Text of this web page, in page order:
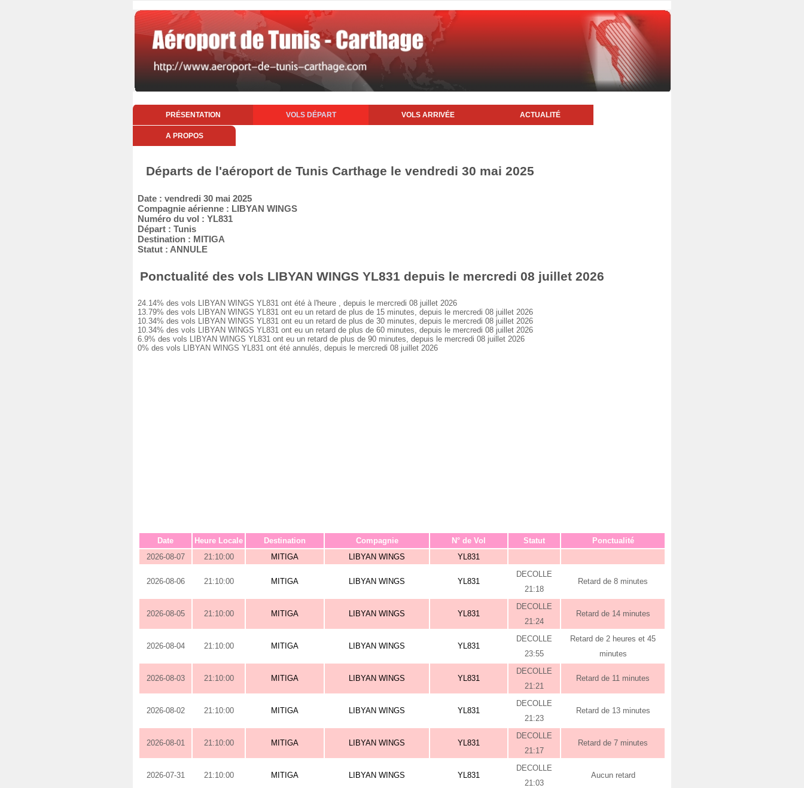
PRÉSENTATION VOLS DÉPART VOLS ARRIVÉE ACTUALITÉ
A PROPOS
Départs de l'aéroport de Tunis Carthage le vendredi 30 mai 2025
Date : vendredi 30 mai 2025
Compagnie aérienne : LIBYAN WINGS
Numéro du vol : YL831
Départ : Tunis
Destination : MITIGA
Statut : ANNULE
Ponctualité des vols LIBYAN WINGS YL831 depuis le mercredi 08 juillet 2026
24.14% des vols LIBYAN WINGS YL831 ont été à l'heure , depuis le mercredi 08 juillet 2026
13.79% des vols LIBYAN WINGS YL831 ont eu un retard de plus de 15 minutes, depuis le mercredi 08 juillet 2026
10.34% des vols LIBYAN WINGS YL831 ont eu un retard de plus de 30 minutes, depuis le mercredi 08 juillet 2026
10.34% des vols LIBYAN WINGS YL831 ont eu un retard de plus de 60 minutes, depuis le mercredi 08 juillet 2026
6.9% des vols LIBYAN WINGS YL831 ont eu un retard de plus de 90 minutes, depuis le mercredi 08 juillet 2026
0% des vols LIBYAN WINGS YL831 ont été annulés, depuis le mercredi 08 juillet 2026
Date Heure Locale Destination Compagnie N° de Vol Statut
Ponctualité
2026-08-07
21:10:00 MITIGA LIBYAN WINGS YL831
2026-08-06 21:10:00 MITIGA LIBYAN WINGS YL831
DECOLLE
21:18
Retard de 8 minutes
2026-08-05 21:10:00 MITIGA LIBYAN WINGS YL831
DECOLLE
21:24
Retard de 14 minutes
2026-08-04 21:10:00 MITIGA LIBYAN WINGS YL831
DECOLLE
23:55
Retard de 2 heures et 45
minutes
2026-08-03 21:10:00 MITIGA LIBYAN WINGS YL831
DECOLLE
21:21
Retard de 11 minutes
2026-08-02 21:10:00 MITIGA LIBYAN WINGS YL831
DECOLLE
21:23
Retard de 13 minutes
2026-08-01 21:10:00 MITIGA LIBYAN WINGS YL831
DECOLLE
21:17
Retard de 7 minutes
2026-07-31 21:10:00 MITIGA LIBYAN WINGS YL831
DECOLLE
21:03
Aucun retard